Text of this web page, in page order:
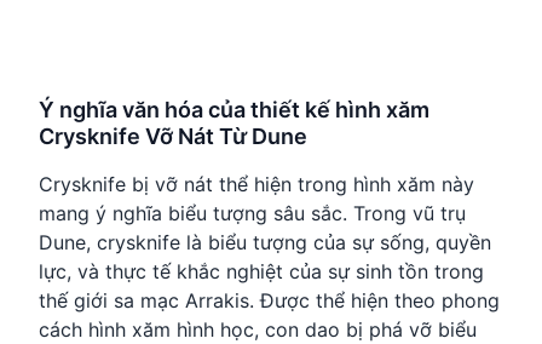
Ý nghĩa văn hóa của thiết kế hình xăm
Crysknife Vỡ Nát Từ Dune
Crysknife bị vỡ nát thể hiện trong hình xăm này
mang ý nghĩa biểu tượng sâu sắc. Trong vũ trụ
Dune, crysknife là biểu tượng của sự sống, quyền
lực, và thực tế khắc nghiệt của sự sinh tồn trong
thế giới sa mạc Arrakis. Được thể hiện theo phong
cách hình xăm hình học, con dao bị phá vỡ biểu